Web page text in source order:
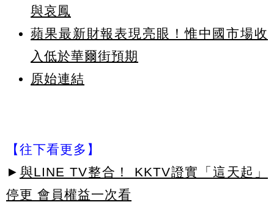
與哀鳳
蘋果最新財報表現亮眼！惟中國市場收
入低於華爾街預期
原始連結
【往下看更多】
► 與LINE TV整合！ KKTV證實「這天起」
停更 會員權益一次看